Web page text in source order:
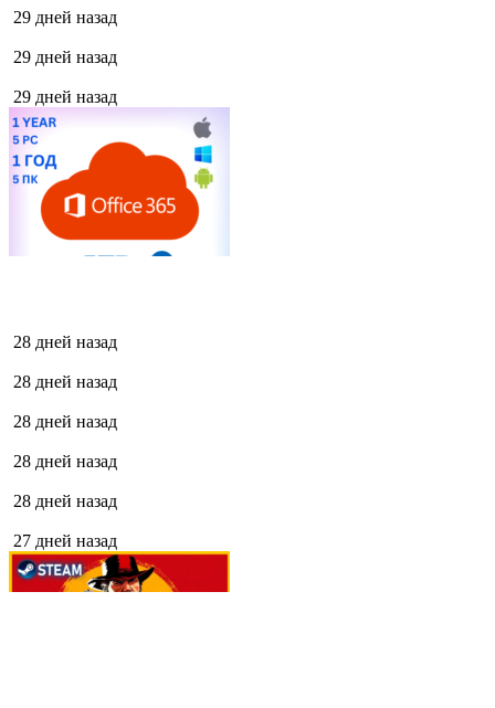
29 дней назад
29 дней назад
29 дней назад
28 дней назад
28 дней назад
28 дней назад
28 дней назад
28 дней назад
27 дней назад